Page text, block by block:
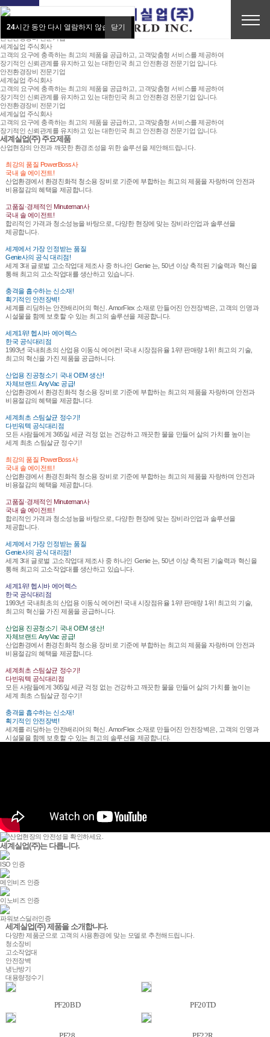
E-SHOP
24시간 동안 다시 열람하지 않습니다.
닫기
24시간 동안 다시 열람하지 않습니다.
닫기
세계실업 주식회사
고객의 요구에 충족하는 최고의 제품을 공급하고, 고객맞춤형 서비스를 제공하여
장기적인 신뢰관계를 유지하고 있는 대한민국 최고 안전환경 전문기업 입니다.
안전환경장비 전문기업
세계실업 주식회사
고객의 요구에 충족하는 최고의 제품을 공급하고, 고객맞춤형 서비스를 제공하여
장기적인 신뢰관계를 유지하고 있는 대한민국 최고 안전환경 전문기업 입니다.
안전환경장비 전문기업
세계실업 주식회사
고객의 요구에 충족하는 최고의 제품을 공급하고, 고객맞춤형 서비스를 제공하여
장기적인 신뢰관계를 유지하고 있는 대한민국 최고 안전환경 전문기업 입니다.
안전환경장비 전문기업
세계실업 주식회사
고객의 요구에 충족하는 최고의 제품을 공급하고, 고객맞춤형 서비스를 제공하여
장기적인 신뢰관계를 유지하고 있는 대한민국 최고 안전환경 전문기업 입니다.
세계실업(주)주요제품
산업현장의 안전과 깨끗한 환경조성을 위한 솔루션을 제안해드립니다.
최강의 품질 PowerBoss사
국내 솔 에이전트!
산업환경에서 환경친화적 청소용 장비로 기준에 부합하는 최고의 제품을 자랑하며 안전과
비용절감의 혜택을 제공합니다.
고품질·경제적인 Minuteman사
국내 솔 에이전트!
합리적인 가격과 청소성능을 바탕으로, 다양한 현장에 맞는 장비라인업과 솔루션을
제공합니다.
세계에서 가장 인정받는 품질
Genie사의 공식 대리점!
세계 3대 글로벌 고소작업대 제조사 중 하나인 Genie 는, 50년 이상 축적된 기술력과 혁신을
통해 최고의 고소작업대를 생산하고 있습니다.
충격을 흡수하는 신소재!
획기적인 안전장벽!
세계를 리딩하는 안전배리어의 혁신. AmorFlex 소재로 만들어진 안전장벽은, 고객의 인명과
시설물을 함께 보호할 수 있는 최고의 솔루션을 제공합니다.
세계1위! 헵시바 에어렉스
한국 공식대리점
1993년 국내최초의 산업용 이동식 에어컨! 국내 시장점유율 1위! 판매량 1위! 최고의 기술,
최고의 혁신을 가진 제품을 공급하니다.
산업용 진공청소기 국내 OEM 생산!
자체브랜드 AnyVac 공급!
산업환경에서 환경친화적 청소용 장비로 기준에 부합하는 최고의 제품을 자랑하며 안전과
비용절감의 혜택을 제공합니다.
세계최초 스팀살균 정수기!
다빈워텍 공식대리점
모든 사람들에게 365일 세균 걱정 없는 건강하고 깨끗한 물을 만들어 삶의 가치를 높이는
세계 최초 스팀살균 정수기!
최강의 품질 PowerBoss사
국내 솔 에이전트!
산업환경에서 환경친화적 청소용 장비로 기준에 부합하는 최고의 제품을 자랑하며 안전과
비용절감의 혜택을 제공합니다.
고품질·경제적인 Minuteman사
국내 솔 에이전트!
합리적인 가격과 청소성능을 바탕으로, 다양한 현장에 맞는 장비라인업과 솔루션을
제공합니다.
세계에서 가장 인정받는 품질
Genie사의 공식 대리점!
세계 3대 글로벌 고소작업대 제조사 중 하나인 Genie 는, 50년 이상 축적된 기술력과 혁신을
통해 최고의 고소작업대를 생산하고 있습니다.
세계1위! 헵시바 에어렉스
한국 공식대리점
1993년 국내최초의 산업용 이동식 에어컨! 국내 시장점유율 1위! 판매량 1위! 최고의 기술,
최고의 혁신을 가진 제품을 공급하니다.
산업용 진공청소기 국내 OEM 생산!
자체브랜드 AnyVac 공급!
산업환경에서 환경친화적 청소용 장비로 기준에 부합하는 최고의 제품을 자랑하며 안전과
비용절감의 혜택을 제공합니다.
세계최초 스팀살균 정수기!
다빈워텍 공식대리점
모든 사람들에게 365일 세균 걱정 없는 건강하고 깨끗한 물을 만들어 삶의 가치를 높이는
세계 최초 스팀살균 정수기!
충격을 흡수하는 신소재!
획기적인 안전장벽!
세계를 리딩하는 안전배리어의 혁신. AmorFlex 소재로 만들어진 안전장벽은, 고객의 인명과
시설물을 함께 보호할 수 있는 최고의 솔루션을 제공합니다.
산업현장의 안전성을 확인하세요.
세계실업(주)는다릅니다.
ISO 인증
메인비즈 인증
이노비즈 인증
파워보스딜러인증
세계실업(주)제품을 소개합니다.
다양한 제품군으로 고객의 사용환경에 맞는 모델로 추천해드립니다.
청소장비
고소작업대
안전장벽
냉난방기
대용량정수기
PF20BD PF20TD